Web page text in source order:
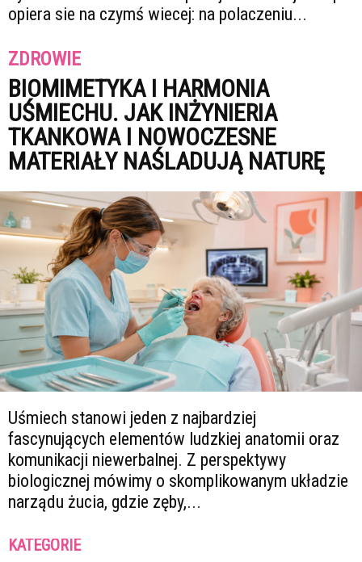
opiera sie na czymś wiecej: na polaczeniu...
ZDROWIE
BIOMIMETYKA I HARMONIA
UŚMIECHU. JAK INŻYNIERIA
TKANKOWA I NOWOCZESNE
MATERIAŁY NAŚLADUJĄ NATURĘ
Uśmiech stanowi jeden z najbardziej
fascynujących elementów ludzkiej anatomii oraz
komunikacji niewerbalnej. Z perspektywy
biologicznej mówimy o skomplikowanym układzie
narządu żucia, gdzie zęby,...
KATEGORIE